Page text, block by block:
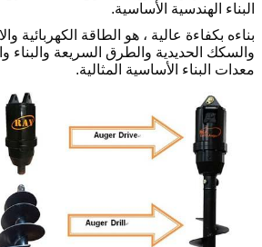
البناء الهندسية الأساسية.
بناءه بكفاءة عالية ، هو الطاقة الكهربائية
والسكك الحديدية والطرق السريعة والبناء
معدات البناء الأساسية المثالية.